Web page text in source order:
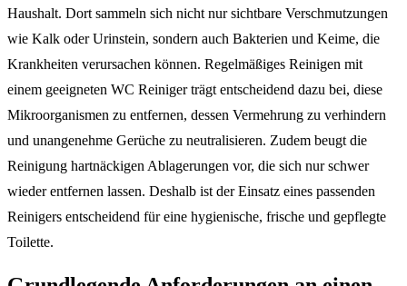
Haushalt. Dort sammeln sich nicht nur sichtbare Verschmutzungen
wie Kalk oder Urinstein, sondern auch Bakterien und Keime, die
Krankheiten verursachen können. Regelmäßiges Reinigen mit
einem geeigneten WC Reiniger trägt entscheidend dazu bei, diese
Mikroorganismen zu entfernen, dessen Vermehrung zu verhindern
und unangenehme Gerüche zu neutralisieren. Zudem beugt die
Reinigung hartnäckigen Ablagerungen vor, die sich nur schwer
wieder entfernen lassen. Deshalb ist der Einsatz eines passenden
Reinigers entscheidend für eine hygienische, frische und gepflegte
Toilette.